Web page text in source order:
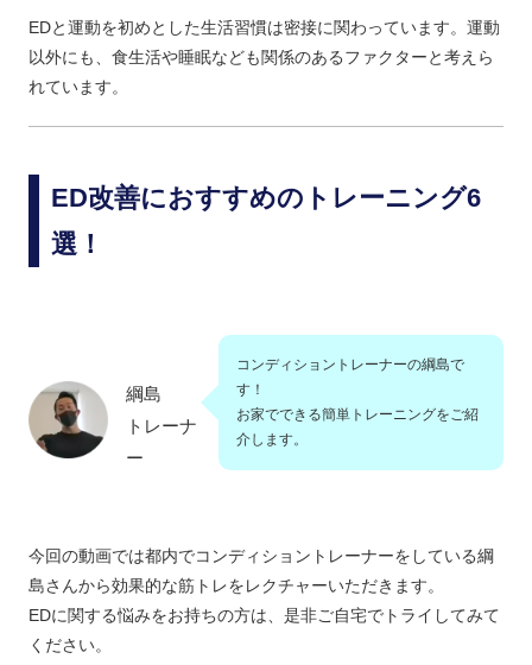
EDと運動を初めとした生活習慣は密接に関わっています。運動
以外にも、食生活や睡眠なども関係のあるファクターと考えら
れています。
ED改善におすすめのトレーニング6
選！
綱島
トレーナ
ー
コンディショントレーナーの綱島で
す！
お家でできる簡単トレーニングをご紹
介します。
今回の動画では都内でコンディショントレーナーをしている綱
島さんから効果的な筋トレをレクチャーいただきます。
EDに関する悩みをお持ちの方は、是非ご自宅でトライしてみて
ください。